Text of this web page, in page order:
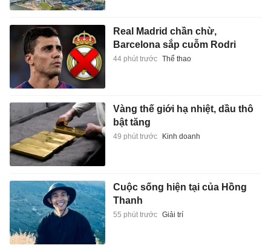
Real Madrid chần chừ,
Barcelona sắp cuỗm Rodri
44 phút trước Thể thao
Vàng thế giới hạ nhiệt, dầu thô
bật tăng
49 phút trước Kinh doanh
Cuộc sống hiện tại của Hồng
Thanh
55 phút trước Giải trí